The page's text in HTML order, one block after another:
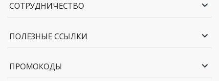
СОТРУДНИЧЕСТВО
ПОЛЕЗНЫЕ ССЫЛКИ
ПРОМОКОДЫ